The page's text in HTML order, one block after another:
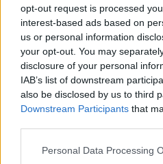
opt-out request is processed
interest-based ads based on
us or personal information
your opt-out. You may
disclosure of your personal
IAB’s list of downstream
also be disclosed by us to third
Downstream Participants that
Personal Data Processing
Διαβάστε επίσης
ΕΟΔΥ: Συμβουλές στους
μεταδοτικά νοσήματα
Διατροφή Harvard: Τι
ζήσουμε περισσότερο